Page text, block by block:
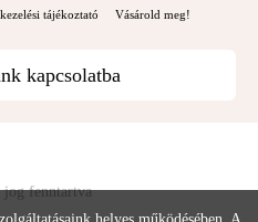
tájékoztató Vásárold meg!
kapcsolatba
fenntartva